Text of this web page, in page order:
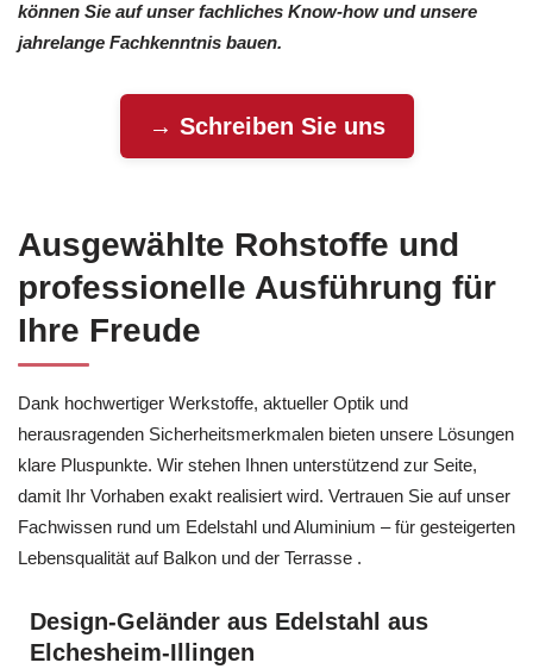
können Sie auf unser fachliches Know-how und unsere
jahrelange Fachkenntnis bauen.
→ Schreiben Sie uns
Ausgewählte Rohstoffe und
professionelle Ausführung für
Ihre Freude
Dank hochwertiger Werkstoffe, aktueller Optik und
herausragenden Sicherheitsmerkmalen bieten unsere Lösungen
klare Pluspunkte. Wir stehen Ihnen unterstützend zur Seite,
damit Ihr Vorhaben exakt realisiert wird. Vertrauen Sie auf unser
Fachwissen rund um Edelstahl und Aluminium – für gesteigerten
Lebensqualität auf Balkon und der Terrasse .
Design-Geländer aus Edelstahl aus
Elchesheim-Illingen